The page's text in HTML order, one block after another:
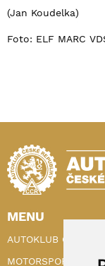
(Jan Koudelka)
Foto: ELF MARC
MENU
AUTOKLUB ČR
MOTORSPORT